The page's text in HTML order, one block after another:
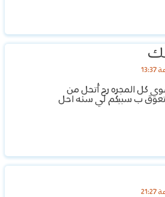
كل المجره رح أتحل من
تعوق ب سببكم لي سنه احل